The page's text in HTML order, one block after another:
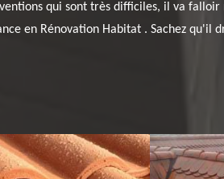
qui sont très difficiles, il va
en Rénovation Habitat . Sachez qu'il